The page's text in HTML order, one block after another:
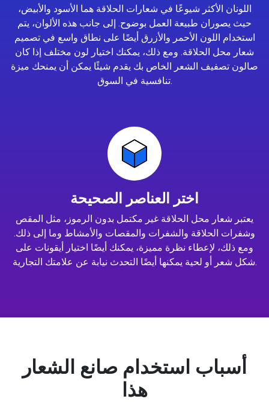
اللونان الأكثر شيوعًا في شعارات الحلاقة هما الأسود والأبيض،
حيث يصوران طبيعة العمل بوضوح. إلى جانب هذه الألوان، يتم
استخدام اللون الأحمر والأزرق أيضًا على نطاق واسع في تصميم
شعار محل الحلاقة. ومع ذلك، يمكنك اختيار لون مختلف إذا كان
صالون تصفيف الشعر الخاص بك يقدم شيئًا يمكن أن يمنحك ميزة
تنافسية في السوق.
اختر العناصر الصحيحة
يعتبر شعار محل الحلاقة غير مكتمل بدون الرموز، مثل المقص
وشفرات الحلاقة والشفرات والمقصات والأمشاط وما إلى ذلك.
ومع ذلك، لإعطاء نظرة مميزة، يمكنك أيضًا اختيار أيقونات على
شكل شعر أو لحية يمكنها أيضًا التحدث نيابة عن علامتك التجارية.
أسباب استخدام صانع الشعار
هذا